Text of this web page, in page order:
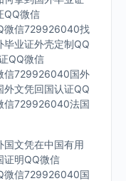
QQ微信
微信729926040找
业证外壳定制QQ
QQ微信
信729926040国外
文凭回国认证QQ
信729926040法国
文凭在中国有用
明QQ微信
微信729926040国